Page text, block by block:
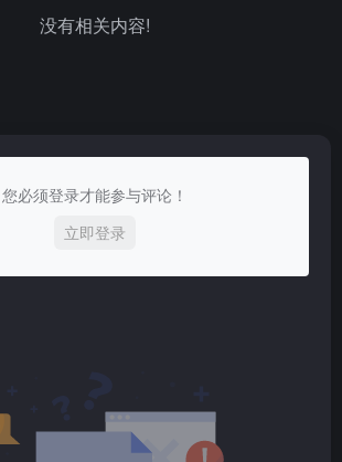
没有相关内容!
您必须登录才能参与评论！
立即登录